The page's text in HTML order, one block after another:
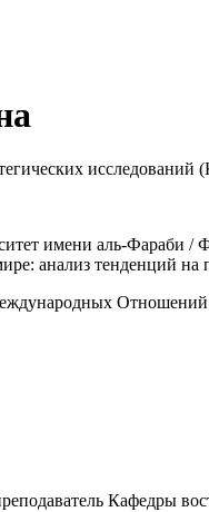
имени аль-
анализ тенденций на